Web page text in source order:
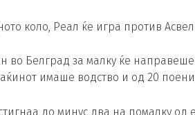
коло, Реал ќе игра против
во Белград за малку ќе
имаше водство и од 20
стигнаа до минус два на помалку